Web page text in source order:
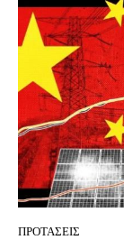
ΠΡΟΤΑΣΕΙΣ